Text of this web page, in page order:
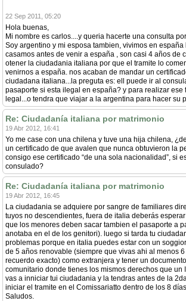
22 Sep 2011, 05:20
Hola buenas,
Mi nombre es carlos....y queria hacerte una consulta
Soy argentino y mi esposa tambien, vivimos en españa
casamos antes de venir a españa , son casi 4 años de
otener la ciudadania italiana por que el tramite lo
venirnos a españa. nos acaban de mandar un
ciudadana italiana...la preguta es: ell puede ir al
pasaporte si esta ilegal en españa? y para realizar ese
legal...o tendra que viajar a la argentina para hacer su
Re: Ciudadanía italiana por matrimonio
19 Abr 2012, 16:41
Yo me case con una chilena y tuve una hija chilena,
un certificado de que avalen que nunca obtuvieron la
consigo ese certificado “de una sola nacionalidad”, si
consulado?
Re: Ciudadanía italiana por matrimonio
19 Abr 2012, 16:45
La ciudadania se adquiere por sangre de familiares
tuyos no descendientes, fuera de italia deberás
que los menores deben sacar tambien el pasaporte a
anotaba en el de los genitori). luego si tarda tu
problemas porque en italia puedes estar con un
de 5 años renovable (siempre que vivas ahi al menos
recuerdo exacto) como extranjera y tener un
comunitario donde tienes los mismos derechos que un
vas a inniciar tui ciudadania y la tendras antes de la
iniciar el tramite en el Comissariatto dentro de los 8
Saludos.